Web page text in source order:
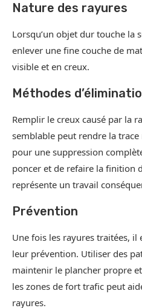
Nature des rayures
Lorsqu’un objet dur touche la
enlever une fine couche de
visible et en creux.
Méthodes
Remplir le creux causé par la
semblable peut rendre la
pour une suppression
poncer et de refaire la finition
représente un travail
Prévention
Une fois les rayures traitées, il
leur prévention. Utiliser des
maintenir le plancher propre
les zones de fort trafic peut
rayures.